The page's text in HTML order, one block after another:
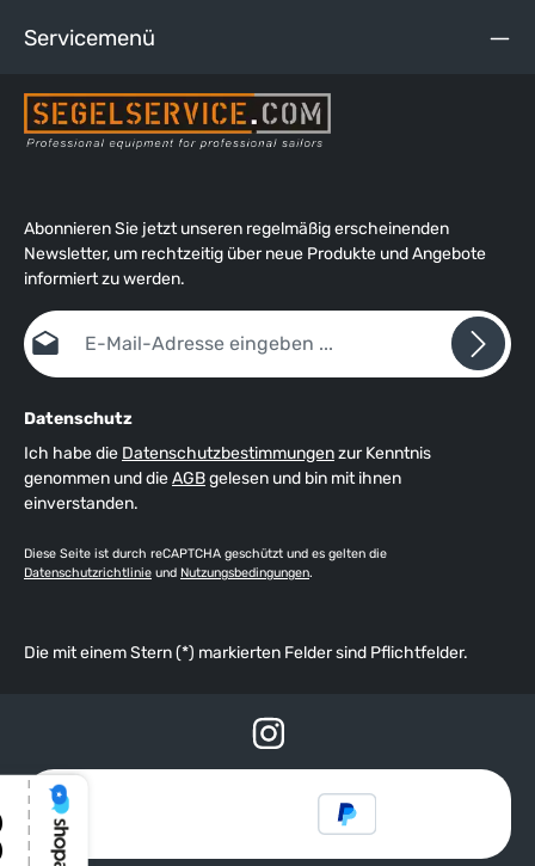
Servicemenü
Abonnieren Sie jetzt unseren regelmäßig erscheinenden
Newsletter, um rechtzeitig über neue Produkte und Angebote
informiert zu werden.
E-Mail-Adresse*
Datenschutz
Ich habe die Datenschutzbestimmungenzur Kenntnis
genommen und dieAGBgelesen und bin mit ihnen
einverstanden.
Diese Seite ist durch reCAPTCHA geschützt und es gelten die
Datenschutzrichtlinie und Nutzungsbedingungen.
Die mit einem Stern (*) markierten Felder sind Pflichtfelder.